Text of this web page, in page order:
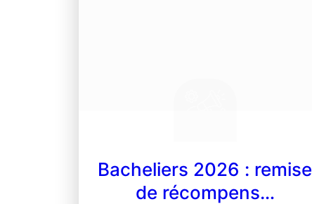
Bacheliers 2026 : remise
de récompens…